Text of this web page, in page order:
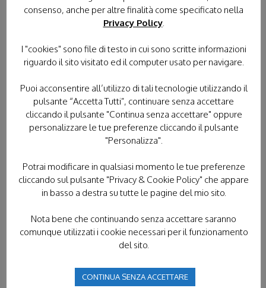
DONACI IL TUO 5×1000
PELLEGRINAGGI
TUTTI I PELLEGRINAGGI
FATIMA
LORETO
POLONIA
consenso, anche per altre finalità come specificato nella
Privacy Policy.
I "cookies" sono file di testo in cui sono scritte informazioni
riguardo il sito visitato ed il computer usato per navigare.
Puoi acconsentire all’utilizzo di tali tecnologie utilizzando il
pulsante “Accetta Tutti”, continuare senza accettare
cliccando il pulsante "Continua senza accettare" oppure
personalizzare le tue preferenze cliccando il pulsante
"Personalizza".
Potrai modificare in qualsiasi momento le tue preferenze
cliccando sul pulsante "Privacy & Cookie Policy" che appare
in basso a destra su tutte le pagine del mio sito.
Nota bene che continuando senza accettare saranno
comunque utilizzati i cookie necessari per il funzionamento
del sito.
CONTINUA SENZA ACCETTARE